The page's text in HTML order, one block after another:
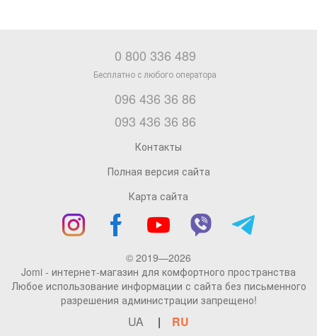
0 800 336 489
096 436 36 86
093 436 36 86
Контакты
Полная версия сайта
Карта сайта
© 2019—2026
Jomi - интернет-магазин для комфортного пространства
Любое использование информации с сайта без письменного
разрешения администрации запрещено!
UA RU